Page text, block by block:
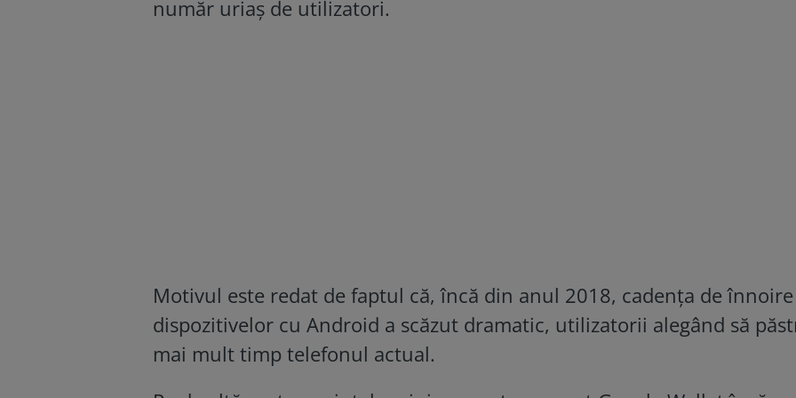
număr uriaș de utilizatori.
Motivul este redat de faptul că, încă din anul 2018, cadența de
dispozitivelor cu Android a scăzut dramatic, utilizatorii alegând să
mai mult timp telefonul actual.